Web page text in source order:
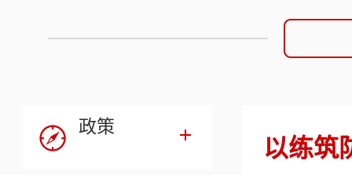
政策
以练筑